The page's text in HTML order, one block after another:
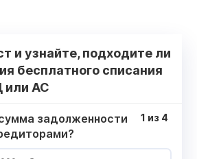
и узнайте, подходите ли
бесплатного списания
или АС
задолженности
1 из 4